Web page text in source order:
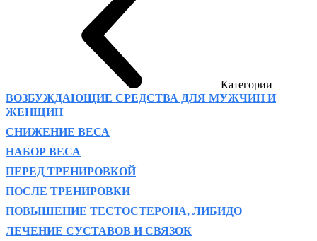
Категории
ВОЗБУЖДАЮЩИЕ СРЕДСТВА ДЛЯ МУЖЧИН И
ЖЕНЩИН
СНИЖЕНИЕ ВЕСА
НАБОР ВЕСА
ПЕРЕД ТРЕНИРОВКОЙ
ПОСЛЕ ТРЕНИРОВКИ
ПОВЫШЕНИЕ ТЕСТОСТЕРОНА, ЛИБИДО
ЛЕЧЕНИЕ СУСТАВОВ И СВЯЗОК